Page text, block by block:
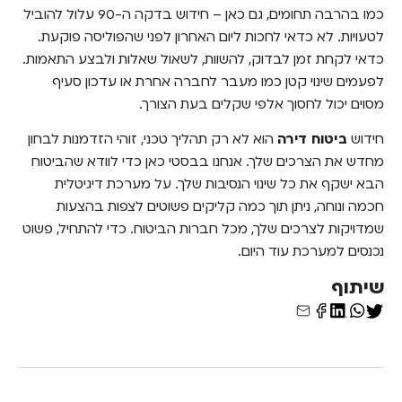
כמו בהרבה תחומים, גם כאן – חידוש בדקה ה-90 עלול להוביל
לטעויות. לא כדאי לחכות ליום האחרון לפני שהפוליסה פוקעת.
כדאי לקחת זמן לבדוק, להשוות, לשאול שאלות ולבצע התאמות.
לפעמים שינוי קטן כמו מעבר לחברה אחרת או עדכון סעיף
מסוים יכול לחסוך אלפי שקלים בעת הצורך.
חידוש ביטוח דירה הוא לא רק תהליך טכני, זוהי הזדמנות לבחון
מחדש את הצרכים שלך. אנחנו בבסטי כאן כדי לוודא שהביטוח
הבא ישקף את כל שינוי הנסיבות שלך. על מערכת דיגיטלית
חכמה ונוחה, ניתן תוך כמה קליקים פשוטים לצפות בהצעות
שמדויקות לצרכים שלך, מכל חברות הביטוח. כדי להתחיל, פשוט
נכנסים למערכת עוד היום.
שיתוף